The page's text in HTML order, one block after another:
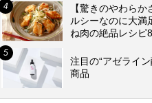
【驚きのやわらか
ルシーなのに大満
ね肉の絶品レシピ
注目の“アゼライ
商品